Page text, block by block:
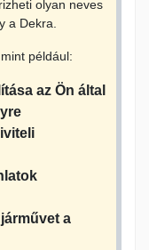
olyan neves
a Dekra.
például:
az Ön által
a